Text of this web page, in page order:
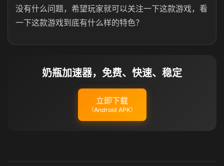
没有什么问题，希望玩家就可以关注一下这款游戏，看
一下这款游戏到底有什么样的特色？
奶瓶加速器，免费、快速、稳定
立即下载
（Android APK）